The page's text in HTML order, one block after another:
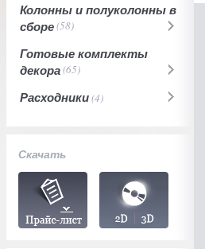
Колонны и полуколонны в
сборе(58)
Готовые комплекты
декора(65)
Расходники(4)
Скачать